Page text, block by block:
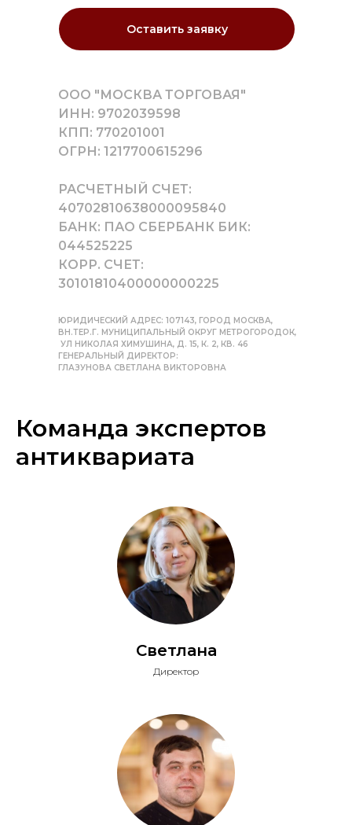
Оставить заявку
ООО "МОСКВА ТОРГОВАЯ"
ИНН: 9702039598
КПП: 770201001
ОГРН: 1217700615296
РАСЧЕТНЫЙ СЧЕТ:
40702810638000095840
БАНК: ПАО СБЕРБАНК БИК:
044525225
КОРР. СЧЕТ:
30101810400000000225
ЮРИДИЧЕСКИЙ АДРЕС: 107143, ГОРОД МОСКВА,
ВН.ТЕР.Г. МУНИЦИПАЛЬНЫЙ ОКРУГ МЕТРОГОРОДОК,
УЛ НИКОЛАЯ ХИМУШИНА, Д. 15, К. 2, КВ. 46
ГЕНЕРАЛЬНЫЙ ДИРЕКТОР:
ГЛАЗУНОВА СВЕТЛАНА ВИКТОРОВНА
Команда экспертов
антиквариата
Светлана
Директор